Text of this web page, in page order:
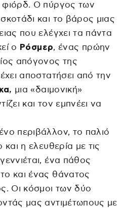
φιόρδ. Ο πύργος των
και το βάρος μιας
που ελέγχει τα πάντα
ο Ρόσμερ, ένας πρώην
απόγονος της
αποστατήσει από την
μια «δαιμονική»
και τον εμπνέει να
περιβάλλον, το παλιό
η ελευθερία με τις
ένα πάθος
και ένας θάνατος
Οι κόσμοι των δύο
μας αντιμέτωπους με